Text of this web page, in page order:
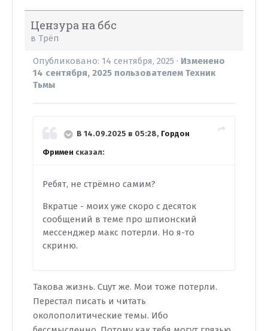
Цензура на ббс
в Трёп
Опубликовано: 14 сентября, 2025 · Изменено
14 сентября, 2025 пользователем Техник
Тьмы
В 14.09.2025 в 05:28, Гордон
Фримен сказал:
Ребят, не стрёмно самим?
Вкратце - моих уже скоро с десяток
сообщений в теме про шпионский
мессенджер макс потерли. Но я-то
скриню.
Такова жизнь. Сцут же. Мои тоже потерли.
Перестал писать и читать
околополитические темы. Ибо